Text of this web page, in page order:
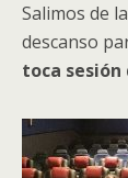
Salimos de
descanso
toca sesión